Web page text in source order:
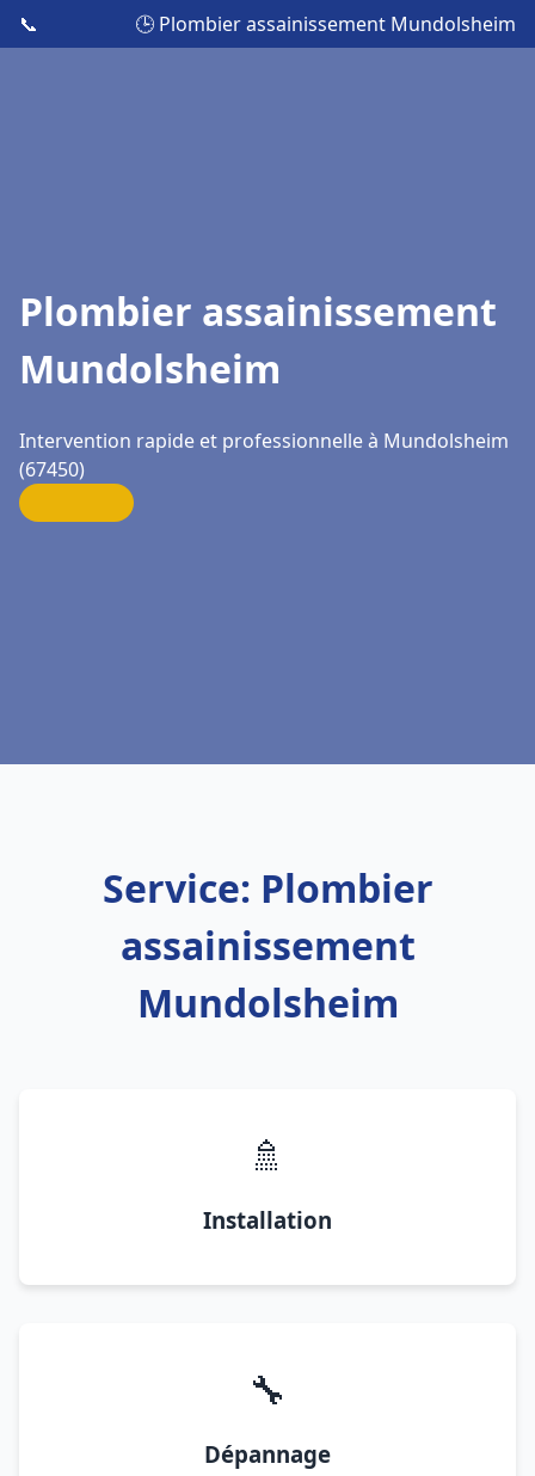
📞 🕒 Plombier assainissement Mundolsheim
Plombier assainissement
Mundolsheim
Intervention rapide et professionnelle à Mundolsheim
(67450)
Service: Plombier
assainissement
Mundolsheim
🚿
Installation
🔧
Dépannage